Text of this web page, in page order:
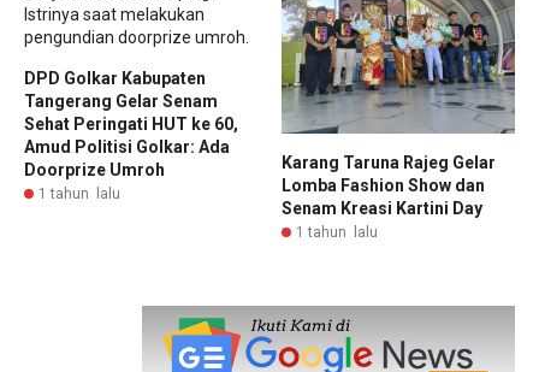
DPD Golkar Kabupaten
Tangerang Gelar Senam
Sehat Peringati HUT ke 60,
Amud Politisi Golkar: Ada
Doorprize Umroh
1 tahun lalu
Karang Taruna Rajeg Gelar
Lomba Fashion Show dan
Senam Kreasi Kartini Day
1 tahun lalu